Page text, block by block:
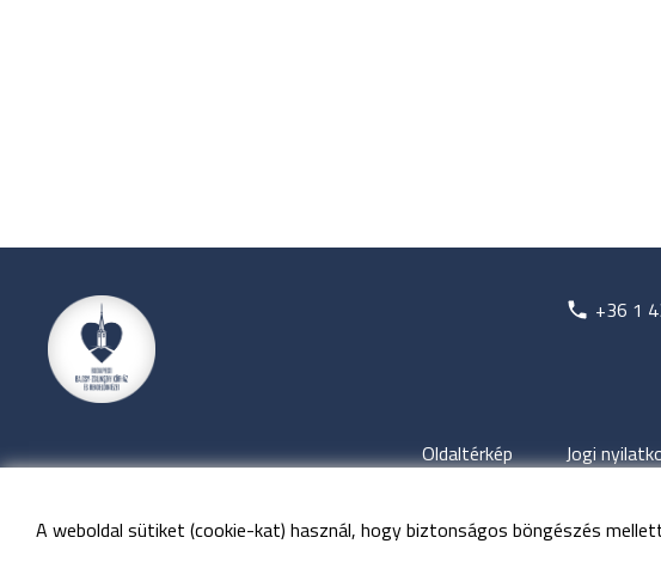
A weboldal sütiket (cookie-kat) használ, hogy biztonságos böngészés
+36 1
Oldaltérkép Jogi
©Minden jog fenntartva